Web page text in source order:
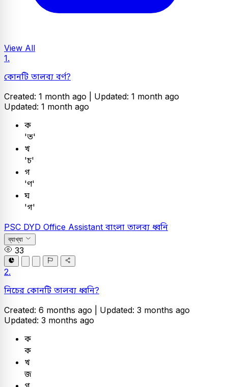
View All
1.
কোনটি তালব্য বর্ণ?
Created: 1 month ago | Updated: 1 month ago
Updated: 1 month ago
ক
'ত'
খ
'চ'
গ
'ণ'
ঘ
'গ'
PSC DYD Office Assistant বাংলা তালব্য ধ্বনি
ব্যাখ্যা
33
2.
নিচের কোনটি তালব্য ধ্বনি?
Created: 6 months ago | Updated: 3 months ago
Updated: 3 months ago
ক
ক
খ
জ